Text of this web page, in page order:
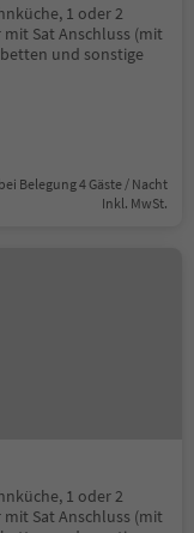
1 oder 2
Sat Anschluss (mit
und sonstige
bei Belegung 4 Gäste / Nacht
Inkl. MwSt.
1 oder 2
Sat Anschluss (mit